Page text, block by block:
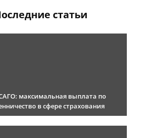
статьи
максимальная выплата по
в сфере страхования